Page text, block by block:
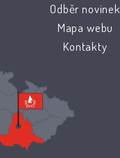
Odběr novinek
Mapa webu
Kontakty